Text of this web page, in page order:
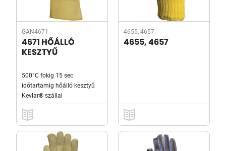
GAN4671
4671 HŐÁLLÓ
KESZTYŰ
500°C fokig 15 sec
időtartamig hőálló kesztyű
Kevlar® szállal
4655, 4657
4655, 4657